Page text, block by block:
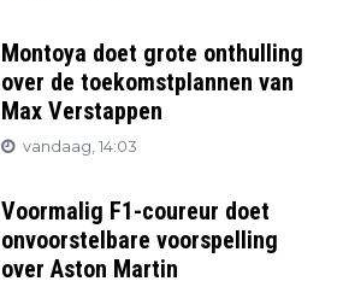
Montoya doet grote onthulling
over de toekomstplannen van
Max Verstappen
vandaag, 14:03
Voormalig F1-coureur doet
onvoorstelbare voorspelling
over Aston Martin